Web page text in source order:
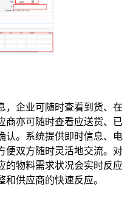
，企业可随时查看到货、在
商亦可随时查看应送货、已
认。系统提供即时信息、电
便双方随时灵活地交流。对
的物料需求状况会实时反应
供应商的快速反应。